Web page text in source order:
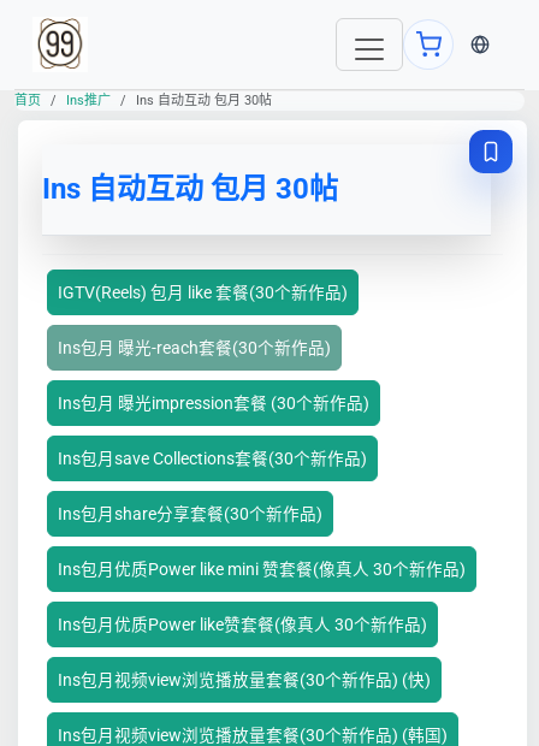
当前语
首页 Ins推广 Ins 自动互动 包月 30帖
Ins 自动互动 包月 30帖
IGTV(Reels) 包月 like 套餐(30个新作品)
Ins包月 曝光-reach套餐(30个新作品)
Ins包月 曝光impression套餐 (30个新作品)
Ins包月save Collections套餐(30个新作品)
Ins包月share分享套餐(30个新作品)
Ins包月优质Power like mini 赞套餐(像真人 30个新作品)
Ins包月优质Power like赞套餐(像真人 30个新作品)
Ins包月视频view浏览播放量套餐(30个新作品) (快)
Ins包月视频view浏览播放量套餐(30个新作品) (韩国)